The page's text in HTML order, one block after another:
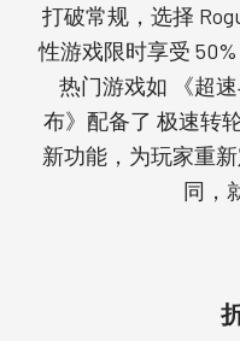
打破常规，选择
性游戏限时享受
热门游戏如 《超
布》配备了 极速转
新功能，为玩家重
同，